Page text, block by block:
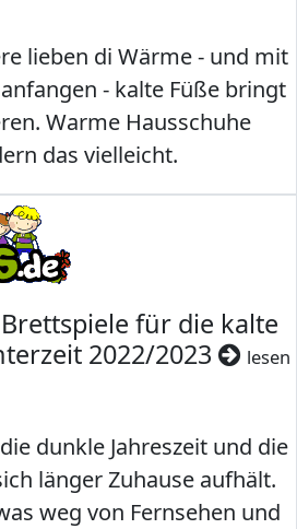
lieben di Wärme - und mit
- kalte Füße bringt
Warme Hausschuhe
das vielleicht.
für die kalte
2022/2023
lesen
dunkle Jahreszeit und die
länger Zuhause aufhält.
weg von Fernsehen und